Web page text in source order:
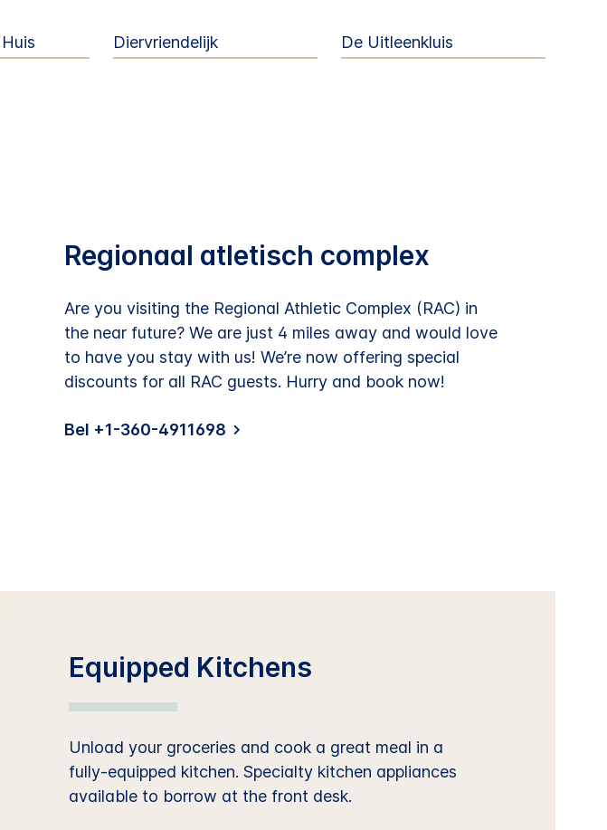
Diervriendelijk De Uitleenkluis
Regionaal atletisch complex
Are you visiting the Regional Athletic Complex (RAC) in
the near future? We are just 4 miles away and would love
to have you stay with us! We’re now offering special
discounts for all RAC guests. Hurry and book now!
Bel +1-360-4911698
Equipped Kitchens
Unload your groceries and cook a great meal in a
fully-equipped kitchen. Specialty kitchen appliances
available to borrow at the front desk.